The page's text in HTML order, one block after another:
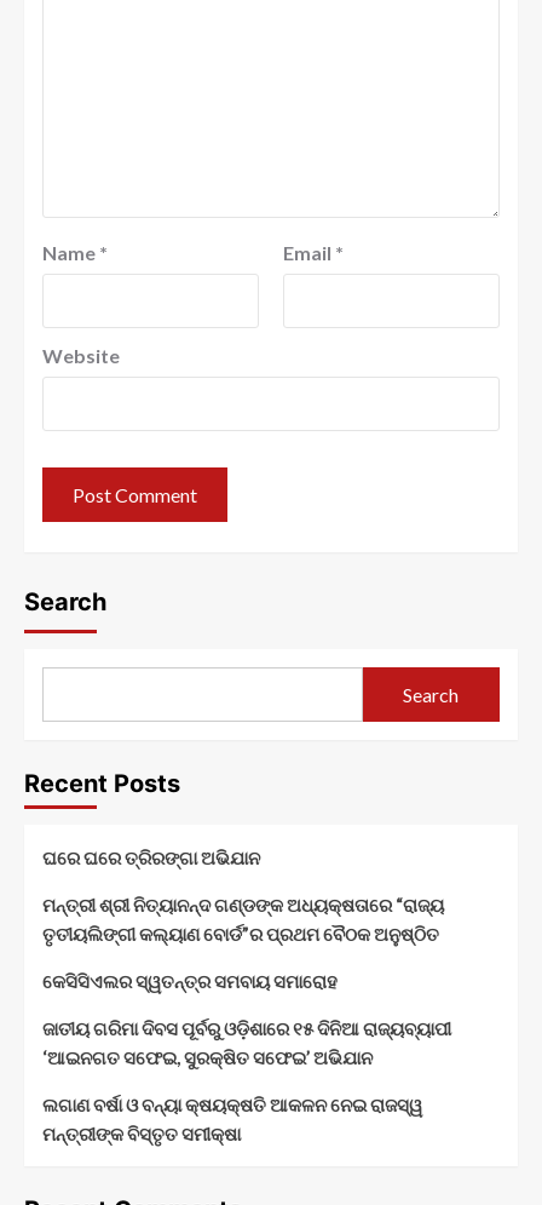
Name * Email *
Website
Search
Search
Recent Posts
ଘରେ ଘରେ ତ୍ରିରଙ୍ଗା ଅଭିଯାନ
ମନ୍ତ୍ରୀ ଶ୍ରୀ ନିତ୍ୟାନନ୍ଦ ଗଣ୍ଡଙ୍କ ଅଧ୍ୟକ୍ଷତାରେ “ରାଜ୍ୟ
ତୃତୀୟଲିଙ୍ଗୀ କଲ୍ୟାଣ ବୋର୍ଡ”ର ପ୍ରଥମ ବୈଠକ ଅନୁଷ୍ଠିତ
କେସିସିଏଲର ସ୍ୱତନ୍ତ୍ର ସମବାୟ ସମାରୋହ
ଜାତୀୟ ଗରିମା ଦିବସ ପୂର୍ବରୁ ଓଡ଼ିଶାରେ ୧୫ ଦିନିଆ ରାଜ୍ୟବ୍ୟାପୀ
‘ଆଇନଗତ ସଫେଇ, ସୁରକ୍ଷିତ ସଫେଇ’ ଅଭିଯାନ
ଲଗାଣ ବର୍ଷା ଓ ବନ୍ୟା କ୍ଷୟକ୍ଷତି ଆକଳନ ନେଇ ରାଜସ୍ୱ
ମନ୍ତ୍ରୀଙ୍କ ବିସ୍ତୃତ ସମୀକ୍ଷା